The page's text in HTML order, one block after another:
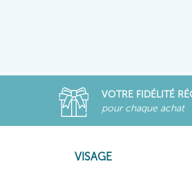
VOTRE FIDÉLITÉ
pour chaque achat
VISAGE